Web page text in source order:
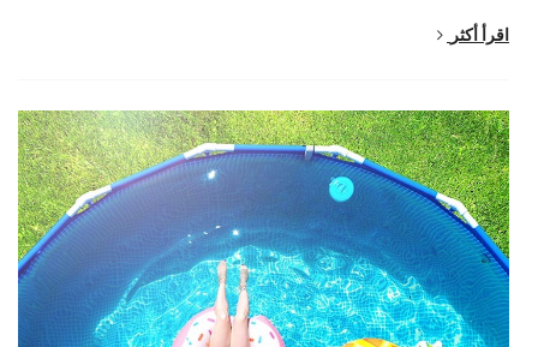
اقرأ أكثر